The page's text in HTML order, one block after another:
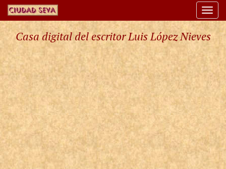
Casa digital del escritor Luis López Nieves